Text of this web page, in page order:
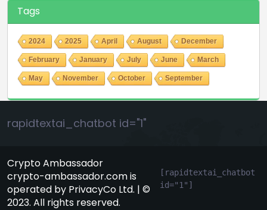
Tags
2024 2025 April August December
February January July June March
May November October September
rapidtextai_chatbot id="1"
Crypto Ambassador
crypto-ambassador.com is
operated by PrivacyCo Ltd. | ©
2023. All rights reserved.
[rapidtextai_chatbot
id="1"]